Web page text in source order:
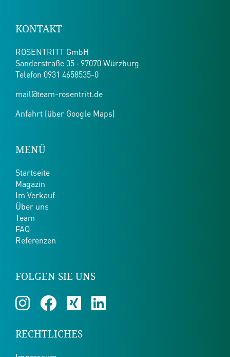
KONTAKT
ROSENTRITT GmbH
Sanderstraße 35 · 97070 Würzburg
Telefon 0931 4658535-0
mail@team-rosentritt.de
Anfahrt (über Google Maps)
MENÜ
Startseite
Magazin
Im Verkauf
Über uns
Team
FAQ
Referenzen
FOLGEN SIE UNS
RECHTLICHES